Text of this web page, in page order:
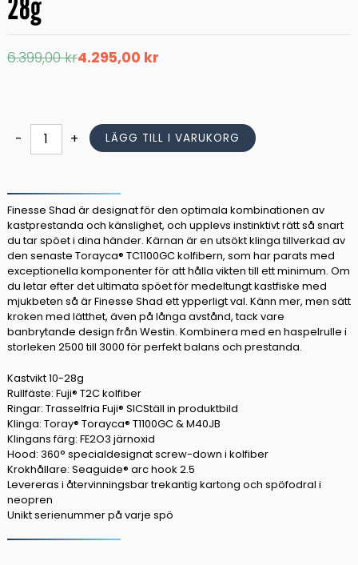
6.399,00kr
Det
ursprungliga
4.295,00 kr
Det
nuvarande
-
Westin
Shad
2nd
7'5"
10-
28g
mängd
+ LÄGG TILL I VARUKORG
Finesse Shad är designat för den optimala kombinationen av
kastprestanda och känslighet, och upplevs instinktivt rätt så snart
du tar spöet i dina händer. Kärnan är en utsökt klinga tillverkad av
den senaste Torayca® TC1100GC kolfibern, som har parats med
exceptionella komponenter för att hålla vikten till ett minimum. Om
du letar efter det ultimata spöet för medeltungt kastfiske med
mjukbeten så är Finesse Shad ett ypperligt val. Känn mer, men sätt
kroken med lätthet, även på långa avstånd, tack vare
banbrytande design från Westin. Kombinera med en haspelrulle i
storleken 2500 till 3000 för perfekt balans och prestanda.
Kastvikt 10-28g
Rullfäste: Fuji® T2C kolfiber
Ringar: Trasselfria Fuji® SICStäll in produktbild
Klinga: Toray® Torayca® T1100GC & M40JB
Klingans färg: FE2O3 järnoxid
Hood: 360° specialdesignat screw-down i kolfiber
Krokhållare: Seaguide® arc hook 2.5
Levereras i återvinningsbar trekantig kartong och spöfodral i
neopren
Unikt serienummer på varje spö